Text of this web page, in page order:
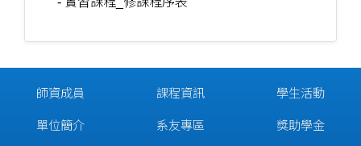
師資成員
單位簡介
課程資訊
系友專區
學生活動
獎助學金